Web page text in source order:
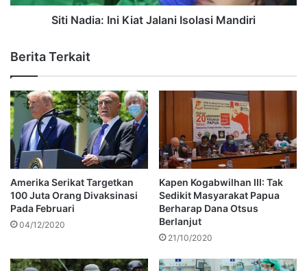
Siti Nadia: Ini Kiat Jalani Isolasi Mandiri
Berita Terkait
Amerika Serikat Targetkan
100 Juta Orang Divaksinasi
Pada Februari
04/12/2020
Kapen Kogabwilhan III: Tak
Sedikit Masyarakat Papua
Berharap Dana Otsus
Berlanjut
21/10/2020